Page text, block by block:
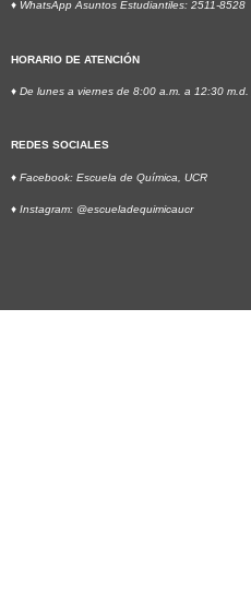
♦ WhatsApp Asuntos Estudiantiles: 2511-8528
HORARIO DE ATENCIÓN
♦ De lunes a viernes de 8:00 a.m. a 12:30 m.d.
REDES SOCIALES
♦ Facebook: Escuela de Química, UCR
♦ Instagram: @escueladequimicaucr